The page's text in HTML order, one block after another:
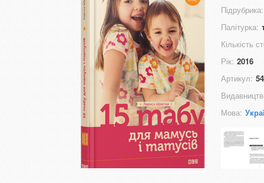
Підрубрика:
Палітурка:
Кількість
Рік: 2016
Артикул:
Мова: